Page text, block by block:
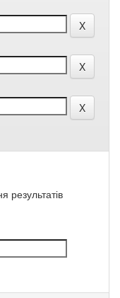
результатів